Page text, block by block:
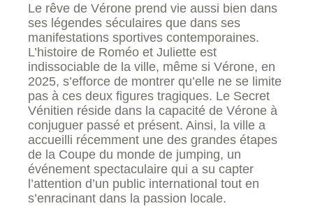
Le rêve de Vérone prend vie aussi bien dans
ses légendes séculaires que dans ses
manifestations sportives contemporaines.
L’histoire de Roméo et Juliette est
indissociable de la ville, même si Vérone, en
2025, s’efforce de montrer qu’elle ne se limite
pas à ces deux figures tragiques. Le Secret
Vénitien réside dans la capacité de Vérone à
conjuguer passé et présent. Ainsi, la ville a
accueilli récemment une des grandes étapes
de la Coupe du monde de jumping, un
événement spectaculaire qui a su capter
l’attention d’un public international tout en
s’enracinant dans la passion locale.